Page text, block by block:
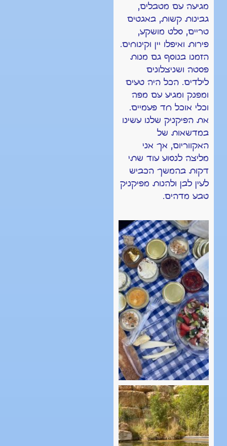
מגיעה עם מטבלים,
גבינות קשות, באגטים
טריים, סלט מושקע,
פירות ואיפלו יין וקינוחים.
הזמנו בנוסף גם מנות
פסטה ושניצלונים
לילדים. הכל היה טעים
ומפנק ומגיע עם מפה
וכלי אוכל חד פעמיים.
את הפיקניק שלנו עשינו
במדשאות של
האקווריום, אך אני
מליצה לנסוע עוד שתי
דקות בהמשך הכביש
לעין לבן ולהנות מפיקניק
טבע מדהים.